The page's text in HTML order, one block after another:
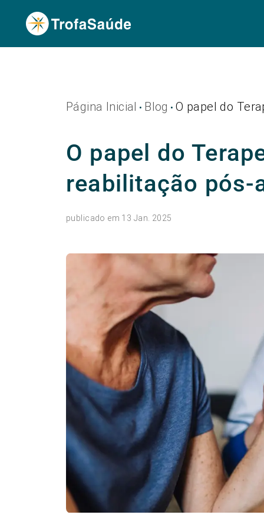
Página Inicial • Blog •O papel do
O papel do
reabilitação pós-
publicado em 13 Jan. 2025